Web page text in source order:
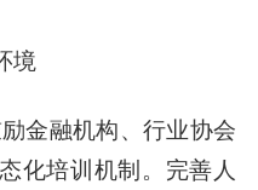
境
金融机构、行业协会
化培训机制。完善人